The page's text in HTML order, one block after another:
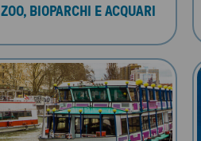
ZOO, BIOPARCHI E ACQUARI